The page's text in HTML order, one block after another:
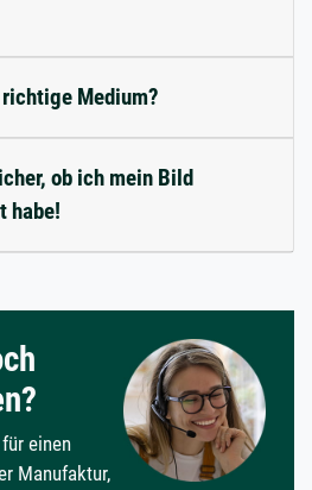
Medium?
ob ich mein Bild
habe!
einen
Manufaktur,